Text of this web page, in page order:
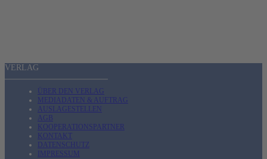
VERLAG
ÜBER DEN VERLAG
MEDIADATEN & AUFTRAG
AUSLAGESTELLEN
AGB
KOOPERATIONSPARTNER
KONTAKT
DATENSCHUTZ
IMPRESSUM